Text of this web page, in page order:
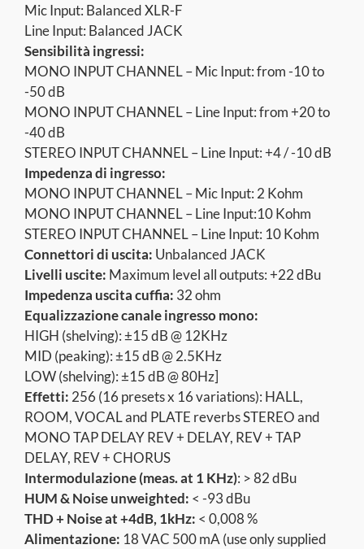
Mic Input: Balanced XLR-F
Line Input: Balanced JACK
Sensibilità ingressi:
MONO INPUT CHANNEL – Mic Input: from -10 to
-50 dB
MONO INPUT CHANNEL – Line Input: from +20 to
-40 dB
STEREO INPUT CHANNEL – Line Input: +4 / -10 dB
Impedenza di ingresso:
MONO INPUT CHANNEL – Mic Input: 2 Kohm
MONO INPUT CHANNEL – Line Input:10 Kohm
STEREO INPUT CHANNEL – Line Input: 10 Kohm
Connettori di uscita: Unbalanced JACK
Livelli uscite: Maximum level all outputs: +22 dBu
Impedenza uscita cuffia: 32 ohm
Equalizzazione canale ingresso mono:
HIGH (shelving): ±15 dB @ 12KHz
MID (peaking): ±15 dB @ 2.5KHz
LOW (shelving): ±15 dB @ 80Hz]
Effetti: 256 (16 presets x 16 variations): HALL,
ROOM, VOCAL and PLATE reverbs STEREO and
MONO TAP DELAY REV + DELAY, REV + TAP
DELAY, REV + CHORUS
Intermodulazione (meas. at 1 KHz): > 82 dBu
HUM & Noise unweighted: < -93 dBu
THD + Noise at +4dB, 1kHz: < 0,008 %
Alimentazione: 18 VAC 500 mA (use only supplied